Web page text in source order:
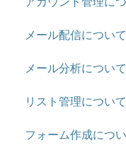
メール配信について
メール分析について
リスト管理について
フォーム作成につ